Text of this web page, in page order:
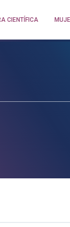
CIENTÍFICA